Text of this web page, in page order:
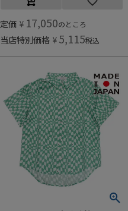
定価 ¥ 17,050のところ
当店特別価格 ¥ 5,115税込